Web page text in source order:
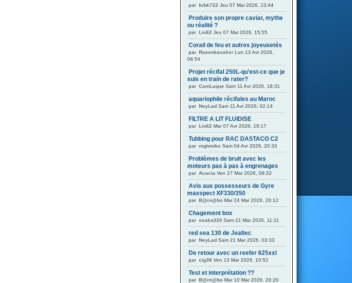
par brbk722 Jeu 07 Mai 2026, 23:44
Produire son propre caviar, mythe
ou réalité ?
par Lio62 Jeu 07 Mai 2026, 15:55
Corail de feu et autres joyeusetés
par Rosenkavalier Lun 13 Avr 2026,
06:54
Projet récifal 250L-qu’est-ce que je
suis en train de rater?
par CamLaque Sam 11 Avr 2026, 18:31
aquariophile récifales au Maroc
par NeyLad Sam 11 Avr 2026, 02:14
FILTRE A LIT FLUIDISE
par Lio62 Mar 07 Avr 2026, 18:17
Tubbing pour RAC DASTACO C2
par mgbmike Sam 04 Avr 2026, 20:33
Problèmes de bruit avec les
moteurs pas à pas à engrenages
par Acacia Ven 27 Mar 2026, 08:32
Avis aux possesseurs de Gyre
maxspect XF330/350
par B@rn@bo Mar 24 Mar 2026, 20:12
Chagement box
par osaka320 Sam 21 Mar 2026, 11:11
red sea 130 de Jealtec
par NeyLad Sam 21 Mar 2026, 03:33
De retour avec un reefer 625xxl
par cig38 Ven 13 Mar 2026, 10:52
Test et interprétation ??
par B@rn@bo Mar 10 Mar 2026, 20:20